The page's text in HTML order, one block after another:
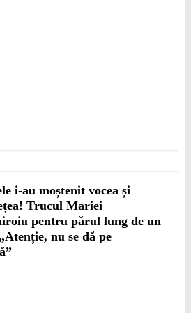
i-au moștenit vocea și
Trucul Mariei
pentru părul lung de un
nu se dă pe